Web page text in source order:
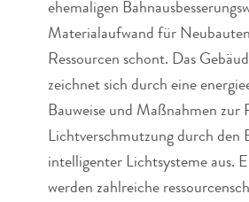
ehemaligen
Materialaufwand für
Ressourcen schont. Das
zeichnet sich durch eine
Bauweise und Maßnahmen zur
Lichtverschmutzung durch den
intelligenter Lichtsysteme aus.
werden zahlreiche